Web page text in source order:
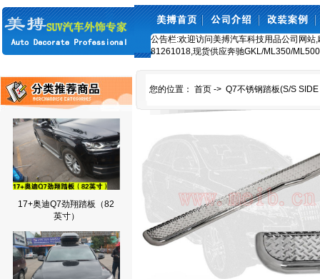
公告栏:欢迎访问美搏汽车科技用品公司网
81261018,现货供应奔驰GKL/ML350/
17+奥迪Q7劲翔踏板（82
英寸）
您的位置： 首页 -> Q7不锈钢踏板(S/S